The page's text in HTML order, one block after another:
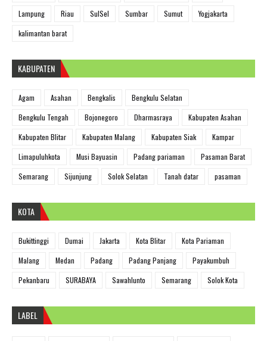
Lampung
Riau SulSel Sumbar Sumut
Yogjakarta
kalimantan barat
KABUPATEN
Agam Asahan Bengkalis
Bengkulu Selatan
Bengkulu Tengah
Bojonegoro Dharmasraya
Kabupaten Asahan
Kabupaten Blitar
Kabupaten Malang Kabupaten Siak
Kampar
Limapuluhkota
Musi Bayuasin Padang pariaman
Pasaman Barat
Semarang
Sijunjung Solok Selatan Tanah datar pasaman
KOTA
Bukittinggi Dumai Jakarta Kota Blitar
Kota Pariaman
Malang
Medan Padang Padang Panjang
Payakumbuh
Pekanbaru
SURABAYA Sawahlunto Semarang Solok Kota
LABEL